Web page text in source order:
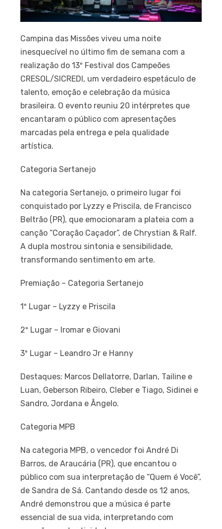
Campina das Missões viveu uma noite
inesquecível no último fim de semana com a
realização do 13º Festival dos Campeões
CRESOL/SICREDI, um verdadeiro espetáculo de
talento, emoção e celebração da música
brasileira. O evento reuniu 20 intérpretes que
encantaram o público com apresentações
marcadas pela entrega e pela qualidade
artística.
Categoria Sertanejo
Na categoria Sertanejo, o primeiro lugar foi
conquistado por Lyzzy e Priscila, de Francisco
Beltrão (PR), que emocionaram a plateia com a
canção “Coração Caçador”, de Chrystian & Ralf.
A dupla mostrou sintonia e sensibilidade,
transformando sentimento em arte.
Premiação – Categoria Sertanejo
1º Lugar – Lyzzy e Priscila
2º Lugar – Iromar e Giovani
3º Lugar – Leandro Jr e Hanny
Destaques: Marcos Dellatorre, Darlan, Tailine e
Luan, Geberson Ribeiro, Cleber e Tiago, Sidinei e
Sandro, Jordana e Ângelo.
Categoria MPB
Na categoria MPB, o vencedor foi André Di
Barros, de Araucária (PR), que encantou o
público com sua interpretação de “Quem é Você”,
de Sandra de Sá. Cantando desde os 12 anos,
André demonstrou que a música é parte
essencial de sua vida, interpretando com